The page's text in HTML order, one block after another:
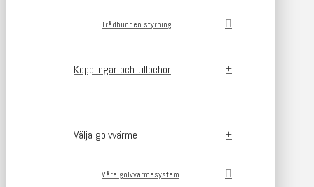
Trådbunden styrning
Kopplingar och tillbehör
Välja golvvärme
Våra golvvärmesystem